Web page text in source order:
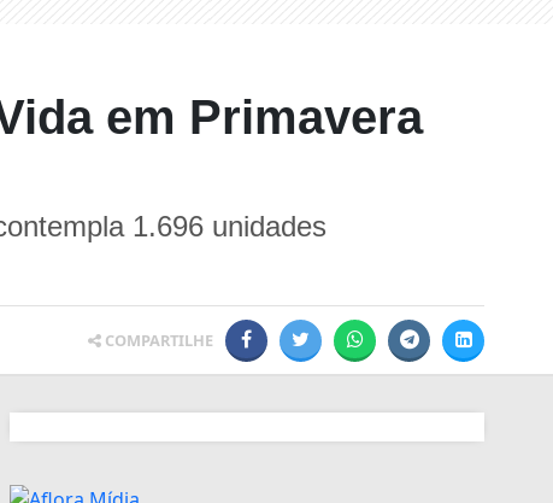
em Primavera
1.696 unidades
COMPARTILHE